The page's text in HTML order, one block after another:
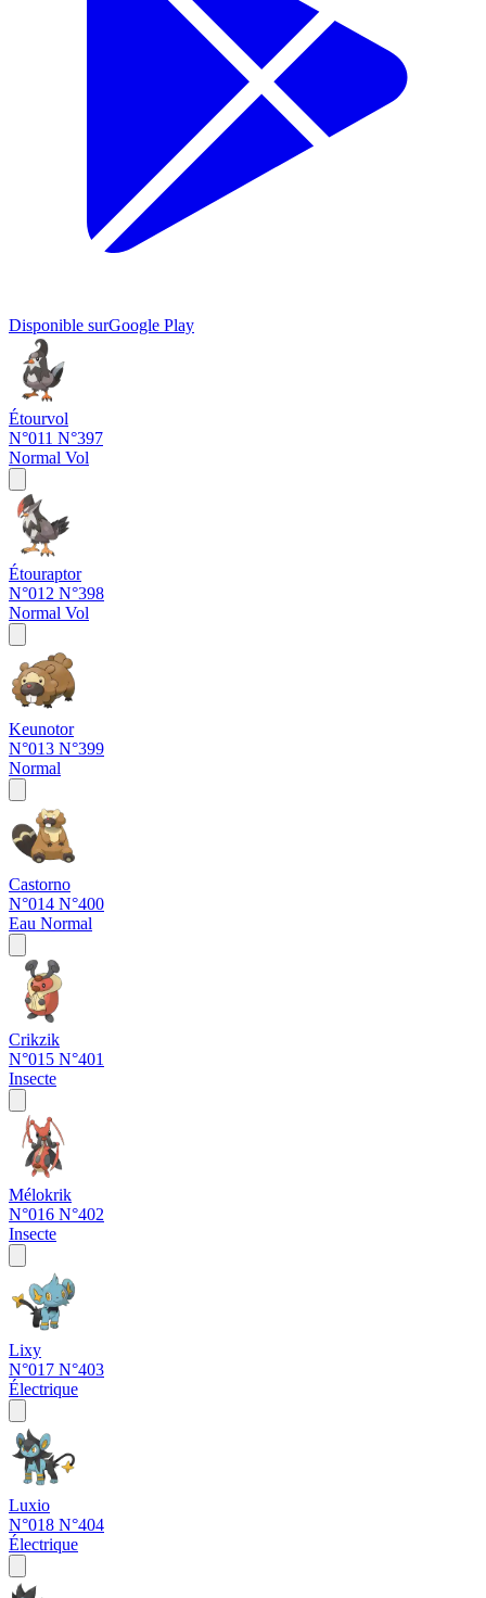
Disponible surGoogle Play
Étourvol
N°011 N°397
Normal Vol
Étouraptor
N°012 N°398
Normal Vol
Keunotor
N°013 N°399
Normal
Castorno
N°014 N°400
Eau Normal
Crikzik
N°015 N°401
Insecte
Mélokrik
N°016 N°402
Insecte
Lixy
N°017 N°403
Électrique
Luxio
N°018 N°404
Électrique